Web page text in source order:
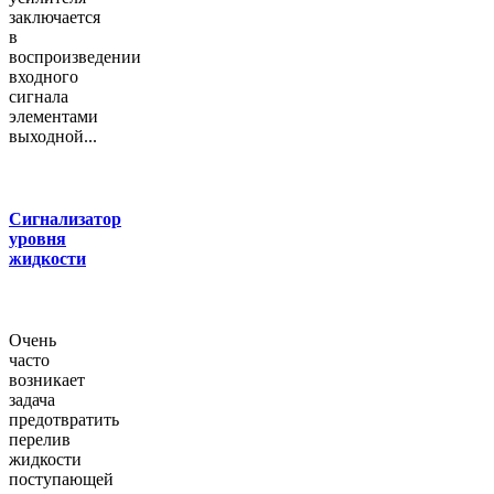
заключается
в
воспроизведении
входного
сигнала
элементами
выходной...
Сигнализатор
уровня
жидкости
Очень
часто
возникает
задача
предотвратить
перелив
жидкости
поступающей